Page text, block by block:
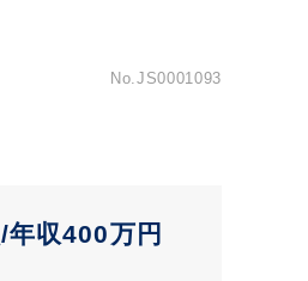
No.JS0001093
収400万円